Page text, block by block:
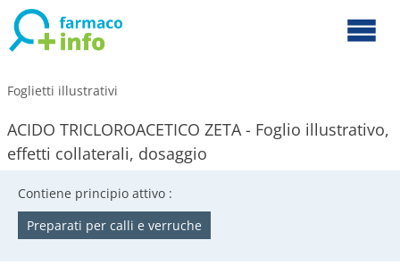
Foglietti illustrativi
ACIDO TRICLOROACETICO ZETA - Foglio illustrativo,
effetti collaterali, dosaggio
Contiene principio attivo :
Preparati per calli e verruche